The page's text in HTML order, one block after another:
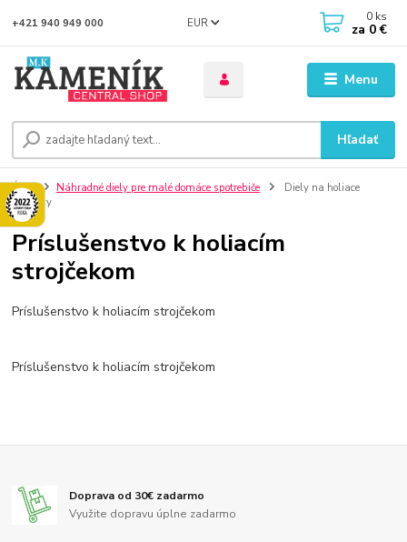
Menu
EUR
Hľadať
+421 940 949 000 0 ks
za 0 €
Úvod Náhradné diely pre malé domáce spotrebiče
Diely na holiace
strojčeky
Príslušenstvo k holiacím
strojčekom
Príslušenstvo k holiacím strojčekom
Príslušenstvo k holiacím strojčekom
Doprava od 30€ zadarmo
Využite dopravu úplne zadarmo